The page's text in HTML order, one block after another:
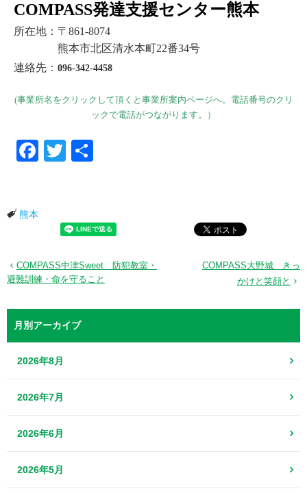
COMPASS発達支援センタ ー熊本
所在地：〒861-8074
熊本市北区清水本町22番34号
連絡先： 096-342-4458
(事業所名をクリックして頂くと事業所案内ページへ。電話番号のクリ
ックで電話がつながります。）
FacebookTwitter
熊本
COMPASS中津Sweet 防犯教室・
避難訓練・命を守ること
COMPASS大野城 きっ
かけと笑顔と
月別アーカイブ
2026年8月
2026年7月
2026年6月
2026年5月